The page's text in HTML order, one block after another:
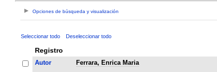
Opciones de búsqueda y visualización
Seleccionar todo Deseleccionar todo
Registro
Autor
Ferrara, Enrica Maria